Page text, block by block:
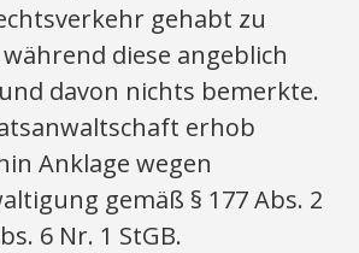
gehabt zu
diese angeblich
davon nichts bemerkte.
erhob
Anklage wegen
gemäß § 177 Abs. 2
6 Nr. 1 StGB.